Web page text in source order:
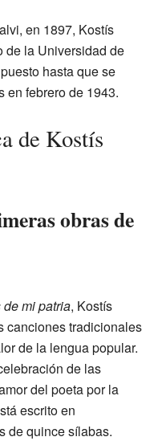
en 1897, Kostís
de la Universidad de
hasta que se
en febrero de 1943.
de Kostís
obras de
mi patria, Kostís
canciones tradicionales
de la lengua popular.
de las
del poeta por la
escrito en
de quince sílabas.